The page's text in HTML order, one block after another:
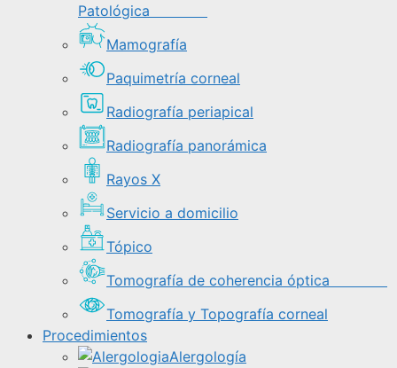
Patológica
Mamografía
Paquimetría corneal
Radiografía periapical
Radiografía panorámica
Rayos X
Servicio a domicilio
Tópico
Tomografía de coherencia óptica
Tomografía y Topografía corneal
Procedimientos
Alergología